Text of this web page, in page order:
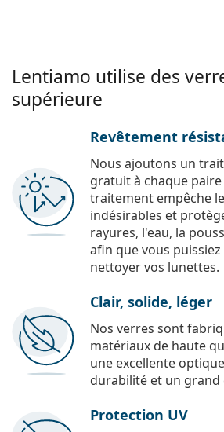
Lentiamo utilise des
supérieure
Revêtement
Nous ajoutons un
gratuit à chaque paire
traitement empêche
indésirables et
rayures, l'eau, la
afin que vous
nettoyer vos lunettes.
Clair, solide, léger
Nos verres sont
matériaux de haute
une excellente
durabilité et un
Protection UV